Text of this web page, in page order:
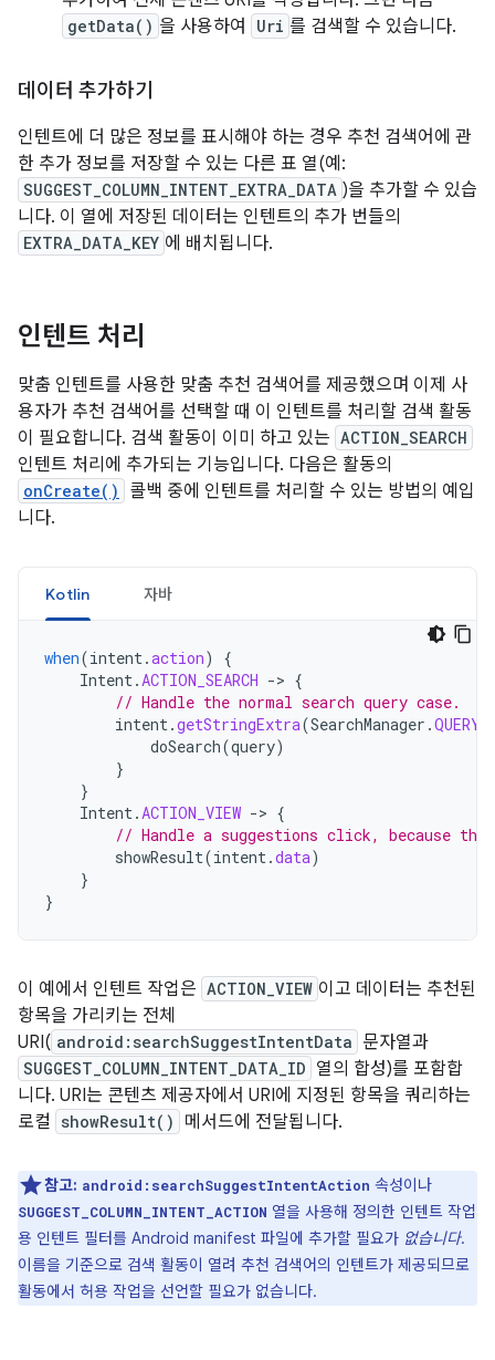
getData() 을 사용하여 Uri 를 검색할 수 있습니다.
데이터 추가하기
인텐트에 더 많은 정보를 표시해야 하는 경우 추천 검색어에 관
한 추가 정보를 저장할 수 있는 다른 표 열(예:
SUGGEST_COLUMN_INTENT_EXTRA_DATA )을 추가할 수 있습
니다. 이 열에 저장된 데이터는 인텐트의 추가 번들의
EXTRA_DATA_KEY 에 배치됩니다.
인텐트 처리
맞춤 인텐트를 사용한 맞춤 추천 검색어를 제공했으며 이제 사
용자가 추천 검색어를 선택할 때 이 인텐트를 처리할 검색 활동
이 필요합니다. 검색 활동이 이미 하고 있는 ACTION_SEARCH
인텐트 처리에 추가되는 기능입니다. 다음은 활동의
onCreate()
콜백 중에 인텐트를 처리할 수 있는 방법의 예입
니다.
Kotlin 자바
when(intent.action)
{
Intent.ACTION_SEARCH -> {
// Handle the normal search query case.
intent.getStringExtra(SearchManager .QUERY
doSearch(query)
}
}
Intent.ACTION_VIEW -> {
// Handle a suggestions click, because the
showResult(intent.data)
}
}
이 예에서 인텐트 작업은 ACTION_VIEW 이고 데이터는 추천된
항목을 가리키는 전체
URI( android:searchSuggestIntentData 문자열과
SUGGEST_COLUMN_INTENT_DATA_ID 열의 합성)를 포함합
니다. URI는 콘텐츠 제공자에서 URI에 지정된 항목을 쿼리하는
로컬 showResult() 메서드에 전달됩니다.
참고: android:searchSuggestIntentAction 속성이나
SUGGEST_COLUMN_INTENT_ACTION 열을 사용해 정의한 인텐트 작업
용 인텐트 필터를 Android manifest 파일에 추가할 필요가 없습니다.
이름을 기준으로 검색 활동이 열려 추천 검색어의 인텐트가 제공되므로
활동에서 허용 작업을 선언할 필요가 없습니다.